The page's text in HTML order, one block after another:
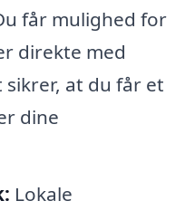
får mulighed for
direkte med
at du får et
dine
Lokale